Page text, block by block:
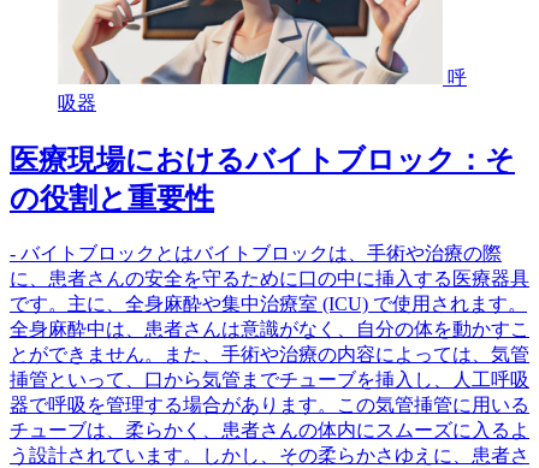
呼
吸器
医療現場におけるバイトブロック：そ
の役割と重要性
- バイトブロックとはバイトブロックは、手術や治療の際
に、患者さんの安全を守るために口の中に挿入する医療器具
です。主に、全身麻酔や集中治療室 (ICU) で使用されます。
全身麻酔中は、患者さんは意識がなく、自分の体を動かすこ
とができません。また、手術や治療の内容によっては、気管
挿管といって、口から気管までチューブを挿入し、人工呼吸
器で呼吸を管理する場合があります。この気管挿管に用いる
チューブは、柔らかく、患者さんの体内にスムーズに入るよ
う設計されています。しかし、その柔らかさゆえに、患者さ